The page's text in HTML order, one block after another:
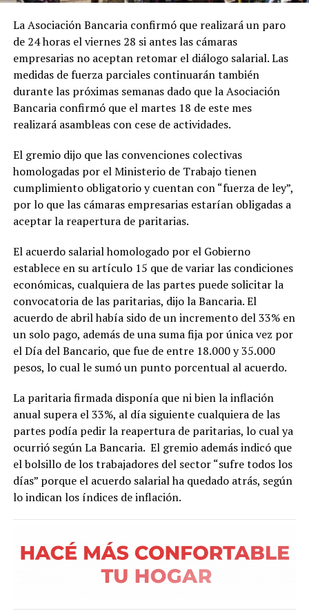
La Asociación Bancaria confirmó que realizará un paro
de 24 horas el viernes 28 si antes las cámaras
empresarias no aceptan retomar el diálogo salarial. Las
medidas de fuerza parciales continuarán también
durante las próximas semanas dado que la Asociación
Bancaria confirmó que el martes 18 de este mes
realizará asambleas con cese de actividades.
El gremio dijo que las convenciones colectivas
homologadas por el Ministerio de Trabajo tienen
cumplimiento obligatorio y cuentan con “fuerza de ley”,
por lo que las cámaras empresarias estarían obligadas a
aceptar la reapertura de paritarias.
El acuerdo salarial homologado por el Gobierno
establece en su artículo 15 que de variar las condiciones
económicas, cualquiera de las partes puede solicitar la
convocatoria de las paritarias, dijo la Bancaria. El
acuerdo de abril había sido de un incremento del 33% en
un solo pago, además de una suma fija por única vez por
el Día del Bancario, que fue de entre 18.000 y 35.000
pesos, lo cual le sumó un punto porcentual al acuerdo.
La paritaria firmada disponía que ni bien la inflación
anual supera el 33%, al día siguiente cualquiera de las
partes podía pedir la reapertura de paritarias, lo cual ya
ocurrió según La Bancaria. El gremio además indicó que
el bolsillo de los trabajadores del sector “sufre todos los
días” porque el acuerdo salarial ha quedado atrás, según
lo indican los índices de inflación.